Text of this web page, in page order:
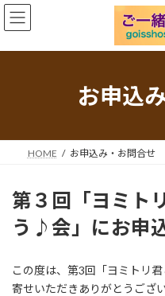
コ
ン
ン
ナ
ビ
ー
お申込
HOME お申込み・お問合せ
第３回「ヨミト
う♪会」にお申
この度は、第3回「ヨミトリ
寄せいただきありがとうござ